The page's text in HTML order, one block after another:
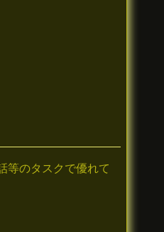
等のタスクで優れて